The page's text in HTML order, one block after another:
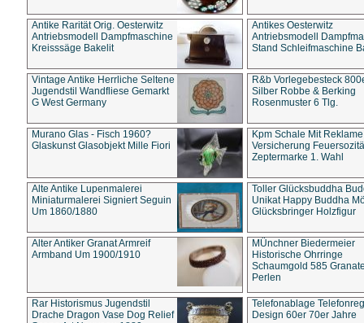
Antike Rarität Orig. Oesterwitz
Antriebsmodell Dampfmaschine
Kreisssäge Bakelit
Antikes Oesterwitz
Antriebsmodell
Stand Schleifmaschine
Vintage Antike Herrliche Seltene
Jugendstil Wandfliese Gemarkt
G West Germany
R&b Vorlegebesteck
Silber Robbe & Berking
Rosenmuster 6 Tlg.
Murano Glas - Fisch 1960?
Glaskunst Glasobjekt Mille Fiori
Kpm Schale Mit Reklame
Versicherung
Zeptermarke 1. Wahl
Alte Antike Lupenmalerei
Miniaturmalerei Signiert Seguin
Um 1860/1880
Toller Glücksbuddha
Unikat Happy Buddha
Glücksbringer Holzfigur
Alter Antiker Granat Armreif
Armband Um 1900/1910
MÜnchner Biedermeier
Historische Ohrringe
Schaumgold 585
Perlen
Rar Historismus Jugendstil
Drache Dragon Vase Dog Relief
Telefonablage
Design 60er 70er Jahre